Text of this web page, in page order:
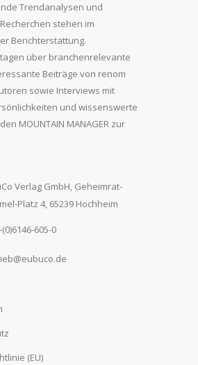
Trendanalysen und
stehen im
Berichterstattung.
über branchenrelevante
Beiträge von renom
sowie Interviews mit
und wissenswerte
MOUNTAIN MANAGER zur
Verlag GmbH, Geheimrat-
Platz 4, 65239 Hochheim
605-0
(EU)